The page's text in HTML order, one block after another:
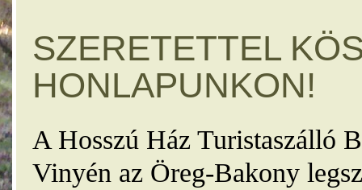
SZERETETTEL
HONLAPUNKON!
A Hosszú Ház Turistaszálló
Vinyén az Öreg-Bakony